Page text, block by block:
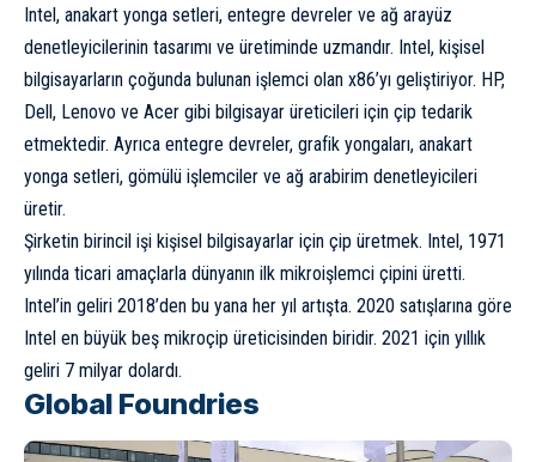
Intel, anakart yonga setleri, entegre devreler ve ağ arayüz
denetleyicilerinin tasarımı ve üretiminde uzmandır. Intel, kişisel
bilgisayarların çoğunda bulunan işlemci olan x86’yı geliştiriyor. HP,
Dell, Lenovo ve Acer gibi bilgisayar üreticileri için çip tedarik
etmektedir. Ayrıca entegre devreler, grafik yongaları, anakart
yonga setleri, gömülü işlemciler ve ağ arabirim denetleyicileri
üretir.
Şirketin birincil işi kişisel bilgisayarlar için çip üretmek. Intel, 1971
yılında ticari amaçlarla dünyanın ilk mikroişlemci çipini üretti.
Intel’in geliri 2018’den bu yana her yıl artışta. 2020 satışlarına göre
Intel en büyük beş mikroçip üreticisinden biridir. 2021 için yıllık
geliri 7 milyar dolardı.
Global Foundries